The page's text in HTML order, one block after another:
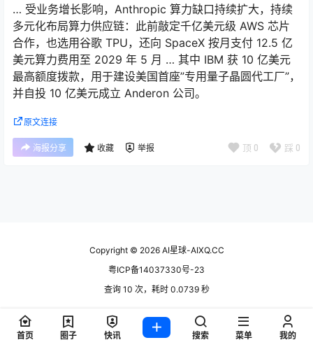
… 受业务增长影响，Anthropic 算力缺口持续扩大，持续
多元化布局算力供应链：此前敲定千亿美元级 AWS 芯片
合作，也选用谷歌 TPU，还向 SpaceX 按月支付 12.5 亿
美元算力费用至 2029 年 5 月 … 其中 IBM 获 10 亿美元
最高额度拨款，用于建设美国首座”专用量子晶圆代工厂”，
并自投 10 亿美元成立 Anderon 公司。
原文连接
海报分享 收藏 举报 顶 0 踩 0
Copyright © 2026AI星球-AIXQ.CC
粤ICP备14037330号-23
查询 10 次，耗时 0.0739 秒
首页 圈子 快讯 搜索 菜单 我的